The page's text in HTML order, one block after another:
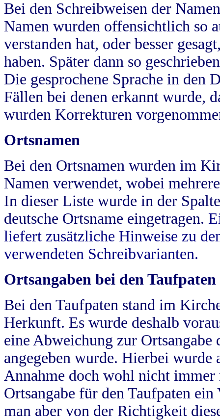
Bei den Schreibweisen der
Namen wurden offensichtlich so
verstanden hat, oder besser
haben. Später dann so
Die gesprochene Sprache in
Fällen bei denen erkannt wurde,
wurden Korrekturen
Ortsnamen
Bei den Ortsnamen wurden im
Namen verwendet, wobei
In dieser Liste wurde in der
deutsche Ortsname eingetragen.
liefert zusätzliche Hinweise zu
verwendeten Schreibvarianten.
Ortsangaben bei den Taufpaten
Bei den Taufpaten stand im
Herkunft. Es wurde deshalb
eine Abweichung zur
angegeben wurde. Hierbei wurde
Annahme doch wohl nicht
Ortsangabe für den Taufpaten
man aber von der Richtigkeit